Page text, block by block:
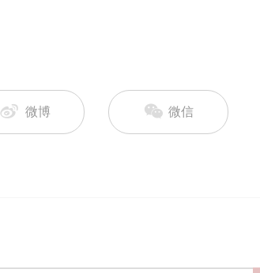
微博 微信